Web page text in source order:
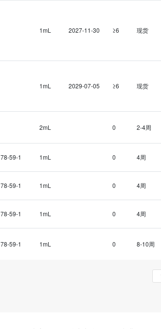
1mL 2027-11-30 ≥6 现货
1mL 2029-07-05 ≥6 现货
2mL 0 2-4周
78-59-1 1mL 0 4周
78-59-1 1mL 0 4周
78-59-1 1mL 0 4周
78-59-1 1mL 0 8-10周